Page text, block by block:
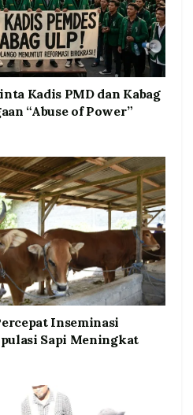
Kadis PMD dan Kabag
“Abuse of Power”
Inseminasi
Sapi Meningkat